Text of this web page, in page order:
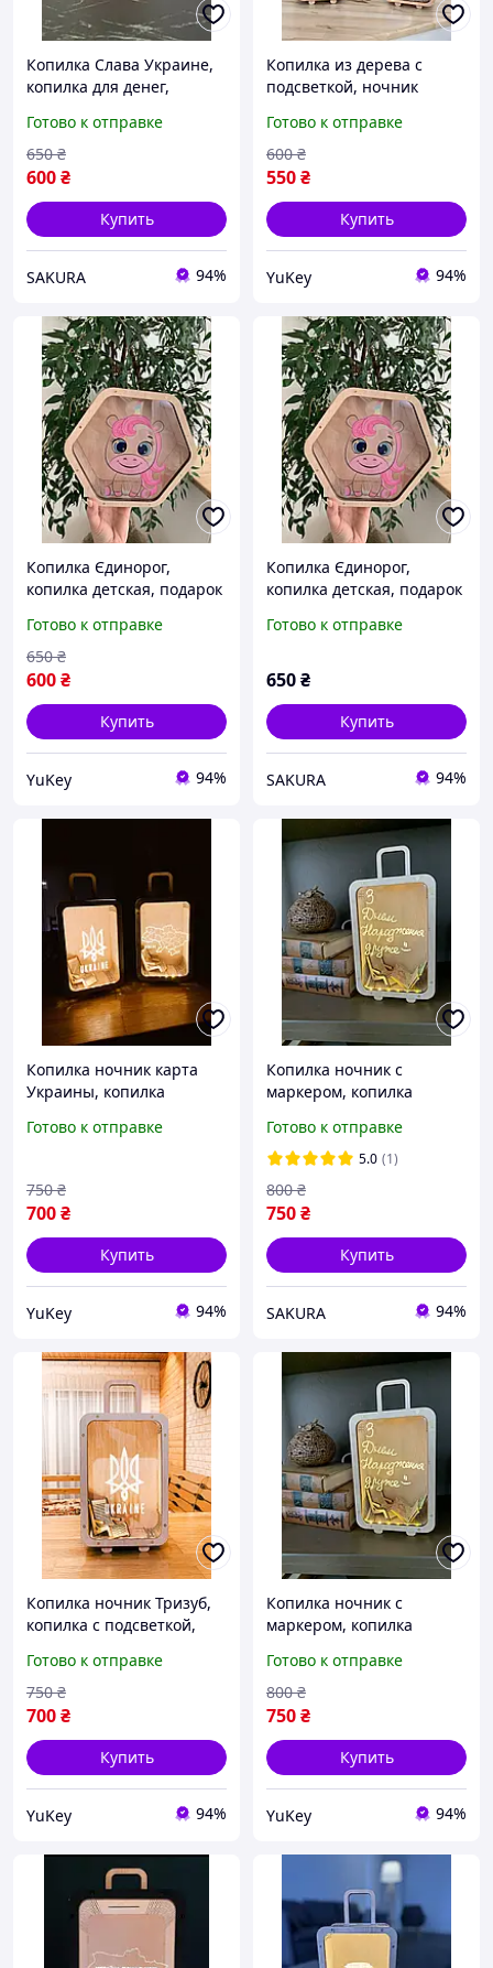
Копилка Слава Украине,
копилка для денег,
копилка на мечту
Готово к отправке
600₴
650 ₴
Купить
SAKURA 94%
Копилка из дерева с
подсветкой, ночник
рождения, копилка из
дерева
Готово к отправке
550₴
600 ₴
Купить
YuKey 94%
Копилка Єдинорог,
копилка детская, подарок
дерева, копилка на мечту
Готово к отправке
600₴
650 ₴
Купить
YuKey 94%
Копилка Єдинорог,
копилка детская, подарок
дерева, копилка на мечту
Готово к отправке
650₴
Купить
SAKURA 94%
Копилка ночник карта
Украины, копилка
копилка из дерева
Готово к отправке
700₴
750 ₴
Купить
YuKey 94%
Копилка ночник с
маркером, копилка
деревянная для денег
Готово к отправке
5.0 (1)
750₴
800 ₴
Купить
SAKURA 94%
Копилка ночник Тризуб,
копилка с подсветкой,
Готово к отправке
700₴
750 ₴
Купить
YuKey 94%
Копилка ночник с
маркером, копилка
деревянная для денег
Готово к отправке
750₴
800 ₴
Купить
YuKey 94%